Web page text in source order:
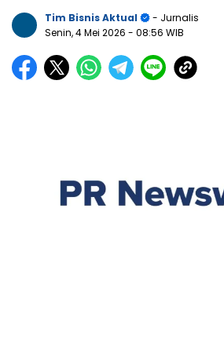
Tim Bisnis Aktual
- Jurnalis
Senin, 4 Mei 2026 - 08:56 WIB